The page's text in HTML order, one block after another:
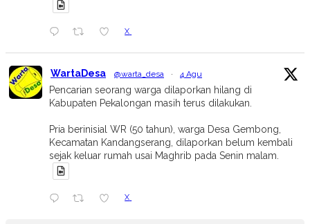
X
WartaDesa @warta_desa · 4 Agu
Pencarian seorang warga dilaporkan hilang di
Kabupaten Pekalongan masih terus dilakukan.
Pria berinisial WR (50 tahun), warga Desa Gembong,
Kecamatan Kandangserang, dilaporkan belum kembali
sejak keluar rumah usai Maghrib pada Senin malam.
X